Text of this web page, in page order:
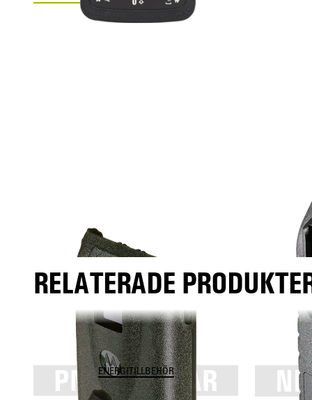
RELATERADE
PMNN4159AR
ENERGITILLBEHÖR